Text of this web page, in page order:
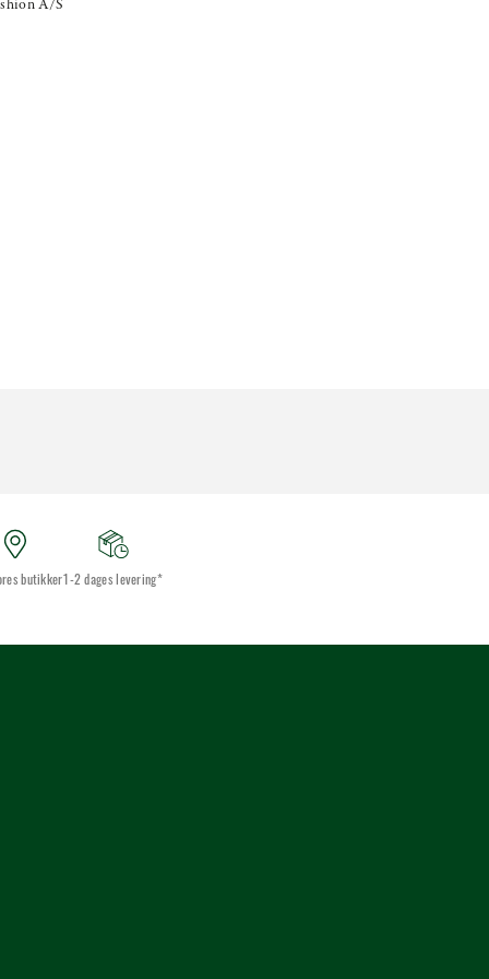
A/S
butikker1-2 dages levering*